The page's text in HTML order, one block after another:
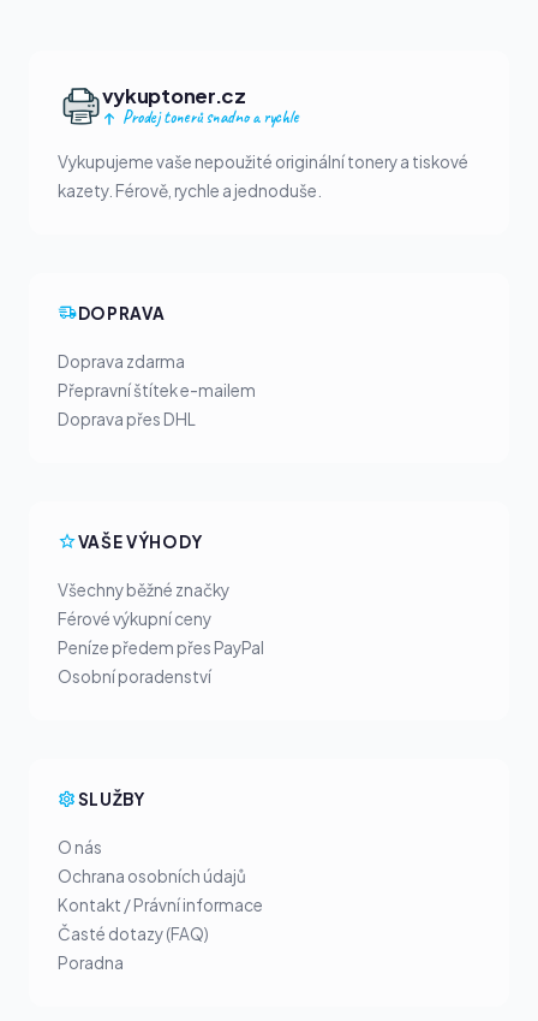
vykuptoner.cz
Prodej tonerů snadno a rychle
Vykupujeme vaše nepoužité originální tonery a tiskové
kazety. Férově, rychle a jednoduše.
DOPRAVA
Doprava zdarma
Přepravní štítek e-mailem
Doprava přes DHL
VAŠE VÝHODY
Všechny běžné značky
Férové výkupní ceny
Peníze předem přes PayPal
Osobní poradenství
SLUŽBY
O nás
Ochrana osobních údajů
Kontakt / Právní informace
Časté dotazy (FAQ)
Poradna